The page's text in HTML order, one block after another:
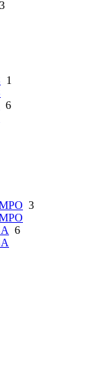
3
1
6
3
6